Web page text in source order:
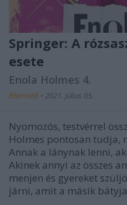
Springer: A
esete
Enola Holmes 4.
BBerni86 • 2021. július 05.
Nyomozós, testvérrel
Holmes pontosan tudja,
Annak a lánynak lenni,
Akinek annyi az összes
menjen és gyereket
járni, amit a másik